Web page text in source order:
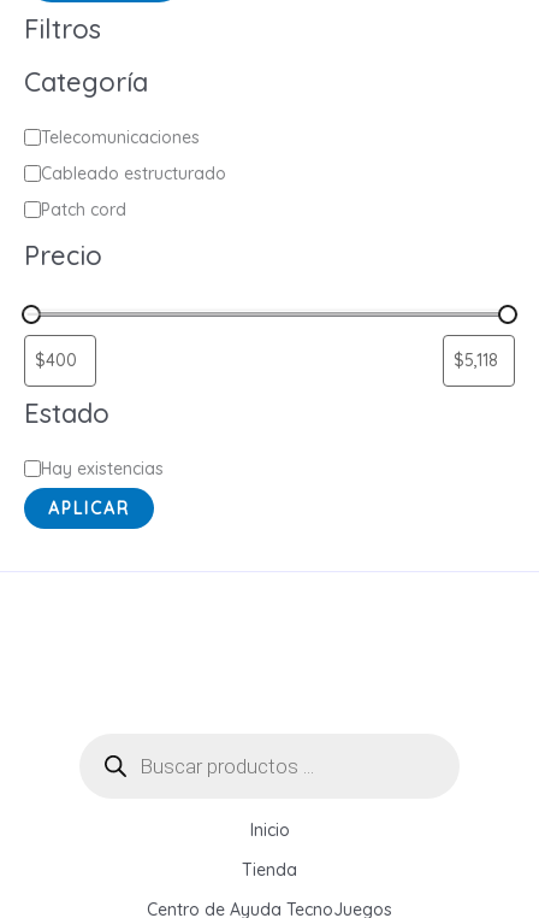
Filtros
Categoría
C
a
t
g
o
r
a
Telecomunicaciones
Cableado estructurado
Patch cord
Precio
Estado
E
s
a
Hay existencias
APLICAR
productos
Inicio
Tienda
Centro de Ayuda TecnoJuegos